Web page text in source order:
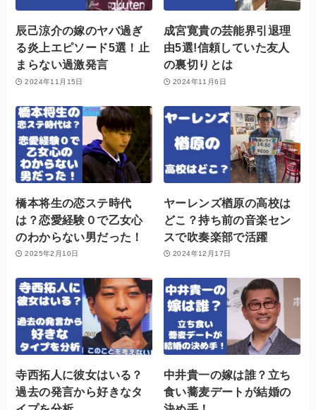
辰己涼介の嫁のヤバ過ぎ
る炎上エピソード5選！止
まらない過激発言
2024年11月15日
成宮寛貴の芸能界引退理
由5選!信頼していた友人
の裏切りとは
2024年11月6日
橋本将生の恋ステ時代
は？恋愛経験０で乙女心
のわからない男だった！
2025年2月10日
ヤーレンズ楢原の高校は
どこ？持ち前の音楽セン
スで吹奏楽部で活躍
2024年12月17日
寺西拓人に彼女はいる？
過去の発言から好きなタ
中井貴一の嫁は誰？立ち
食い蕎麦デートが結婚の